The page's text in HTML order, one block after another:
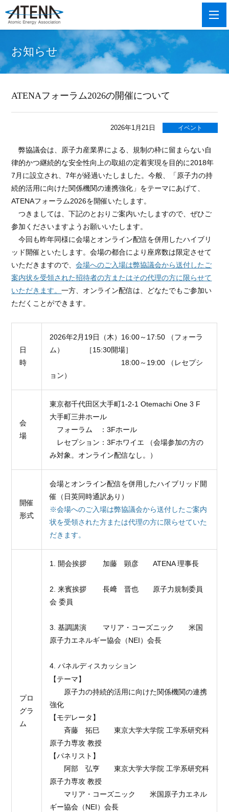
お知らせ
ATENAフォーラム2026の開催について
2026年1月21日 イベント
弊協議会は、原子力産業界による、規制の枠に留まらない自
律的かつ継続的な安全性向上の取組の定着実現を目的に2018年
7 月に設立され、7年が経過いたしました。今般、「原子力の持
続的活用に向けた関係機関の連携強化」をテーマにあげて、
ATENAフォーラム2026を開催いたします。
つきましては、下記のとおりご案内いたしますので、ぜひご
参加くださいますようお願いいたします。
今回も昨年同様に会場とオンライン配信を併用したハイブリ
ッド開催といたします。会場の都合により座席数は限定させて
いただきますので、会場へのご入場は弊協議会から送付したご
案内状を受領された招待者の方またはその代理の方に限らせて
いただきます。一方、オンライン配信は、どなたでもご参加い
ただくことができます。
日
時
2026年2 月 19日（木） 16:00～ 17:50
（フォーラ
ム） ［15:30開場］
18:00～ 19:00
（レセプシ
ョン）
会
場
東京都千代田区大手町1-2-1 Otemachi One 3 F
大手町三井ホール
フォーラム ：3Fホール
レセプション：3Fホワイエ （会場参加の方の
み対象。オンライン配信なし。）
開催
形式
会場とオンライン配信を併用したハイブリッド開
催（日英同時通訳あり）
※会場へのご入場は弊協議会から送付したご案内
状を受領された方または代理の方に限らせていた
だきます。
プロ
グラ
ム
1. 開会挨拶 加藤 顕彦ATENA理事長
2. 来賓挨拶 長﨑 晋也 原子力規制委員
会 委員
3. 基調講演 マリア・コーズニック 米国
原子力エネルギー協会（NEI）会長
4. パネルディスカッション
【テーマ】
原子力の持続的活用に向けた関係機関の連携
強化
【モデレータ】
斉藤 拓巳 東京大学大学院 工学系研究科
原子力専攻 教授
【パネリスト】
阿部 弘亨 東京大学大学院 工学系研究科
原子力専攻 教授
マリア・コーズニック 米国原子力エネル
ギー協会（NEI）会長